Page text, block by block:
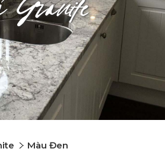
Granite
Màu Đen